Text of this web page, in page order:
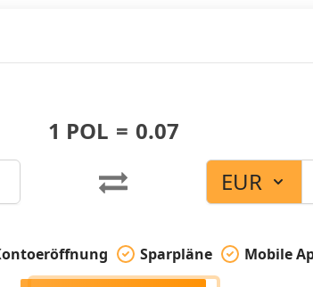
1 POL = 0.07
EUR
Sparpläne Mobile